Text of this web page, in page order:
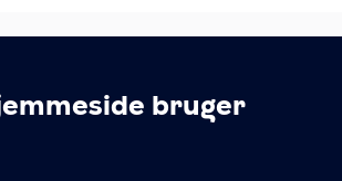
bruger
Kommune